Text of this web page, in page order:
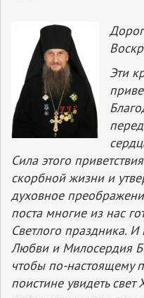
Эти
Сила этого
скорбной жизни и
духовное
поста многие из нас
Светлого праздника. И
Любви и Милосердия
чтобы по-настоящему
поистине увидеть